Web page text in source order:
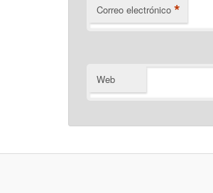
Correo electrónico *
Web